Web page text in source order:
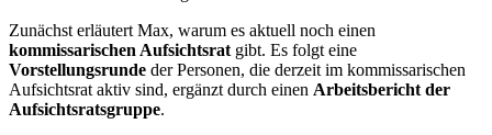
Zunächst erläutert Max, warum es aktuell noch einen
kommissarischen Aufsichtsrat gibt. Es folgt eine
Vorstellungsrunde der Personen, die derzeit im kommissarischen
Aufsichtsrat aktiv sind, ergänzt durch einen Arbeitsbericht der
Aufsichtsratsgruppe.